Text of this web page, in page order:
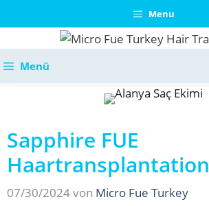
Inhalt
Menu
Menü
Sapphire FUE
Haartransplantation
07/30/2024von Micro Fue Turkey